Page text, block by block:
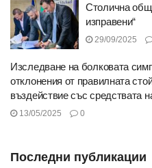
Столична
изправени“
29/09/2025
Изследване на болковата
отклонения от правилната
въздействие със средствата
13/05/2025 0
Последни публикации